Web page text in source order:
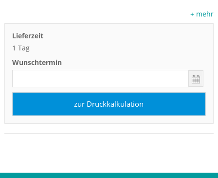
+ mehr
Lieferzeit
1 Tag
Wunschtermin